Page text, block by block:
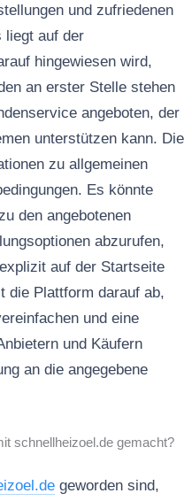
und zufriedenen
liegt auf der
hingewiesen wird,
an erster Stelle stehen
angeboten, der
unterstützen kann. Die
zu allgemeinen
Es könnte
den angebotenen
abzurufen,
auf der Startseite
die Plattform darauf ab,
und eine
und Käufern
an die angegebene
schnellheizoel.de gemacht?
geworden sind,